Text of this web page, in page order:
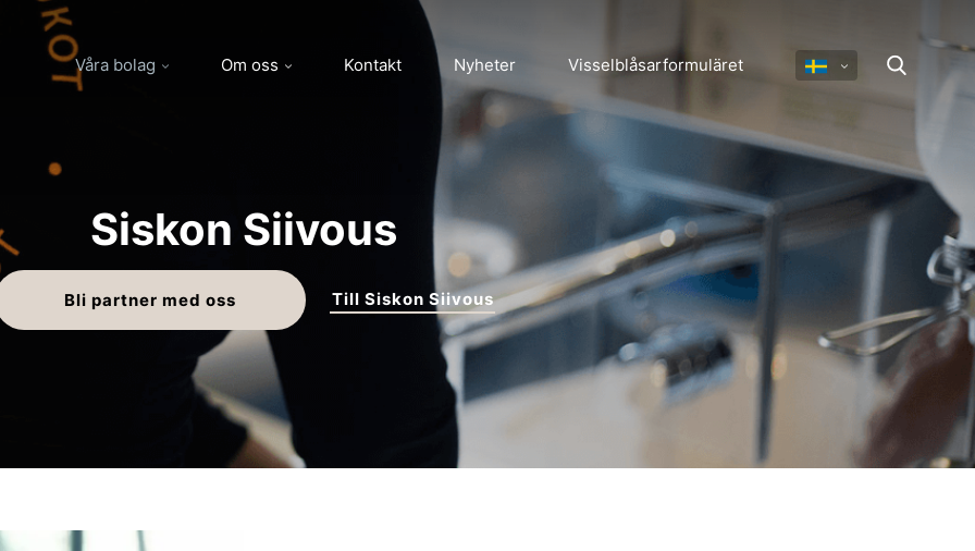
Våra bolag Om oss Kontakt Nyheter Visselblåsarformuläret
Siskon Siivous
Bli partner med oss Till Siskon Siivous